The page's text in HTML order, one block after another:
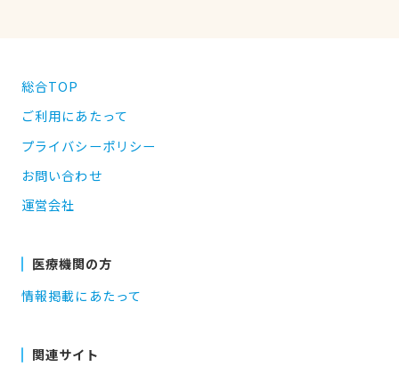
総合TOP
ご利用にあたって
プライバシーポリシー
お問い合わせ
運営会社
医療機関の方
情報掲載にあたって
関連サイト